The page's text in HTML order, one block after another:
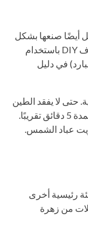
أيضًا صنعها بشكل
مستقل. فئة رئيسية صغيرة من نظارات الزفاف DIY باستخدام
في دليل
حتى لا يفقد الطين
الموجود في الفرن اللون ، قم بغليه في الماء لمدة 5 دقائق تقريبًا.
عباد الشمس.
رئيسية أخرى
من زهرة